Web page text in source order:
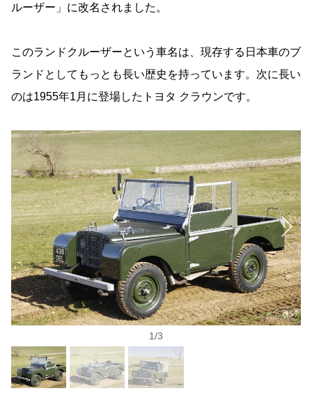
ルーザー」に改名されました。
このランドクルーザーという車名は、現存する日本車のブ
ランドとしてもっとも長い歴史を持っています。次に長い
のは1955年1月に登場したトヨタ クラウンです。
1/3